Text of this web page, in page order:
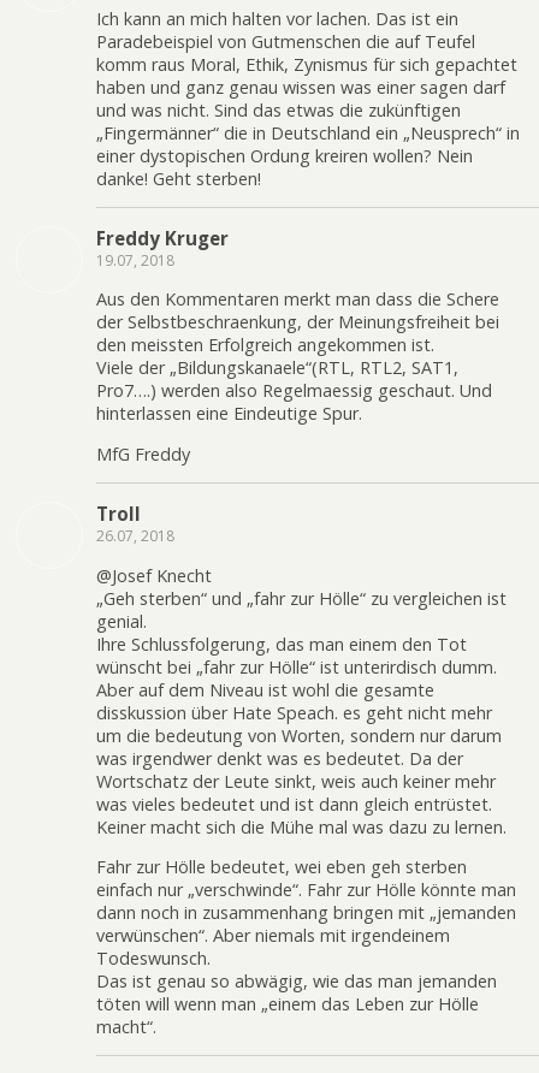
Ich kann an mich halten vor lachen. Das ist ein
Paradebeispiel von Gutmenschen die auf Teufel
komm raus Moral, Ethik, Zynismus für sich gepachtet
haben und ganz genau wissen was einer sagen darf
und was nicht. Sind das etwas die zukünftigen
„Fingermänner“ die in Deutschland ein „Neusprech“ in
einer dystopischen Ordung kreiren wollen? Nein
danke! Geht sterben!
Freddy Kruger
19.07, 2018
Aus den Kommentaren merkt man dass die Schere
der Selbstbeschraenkung, der Meinungsfreiheit bei
den meissten Erfolgreich angekommen ist.
Viele der „Bildungskanaele“(RTL, RTL2, SAT1,
Pro7….) werden also Regelmaessig geschaut. Und
hinterlassen eine Eindeutige Spur.
MfG Freddy
Troll
26.07, 2018
@Josef Knecht
„Geh sterben“ und „fahr zur Hölle“ zu vergleichen ist
genial.
Ihre Schlussfolgerung, das man einem den Tot
wünscht bei „fahr zur Hölle“ ist unterirdisch dumm.
Aber auf dem Niveau ist wohl die gesamte
disskussion über Hate Speach. es geht nicht mehr
um die bedeutung von Worten, sondern nur darum
was irgendwer denkt was es bedeutet. Da der
Wortschatz der Leute sinkt, weis auch keiner mehr
was vieles bedeutet und ist dann gleich entrüstet.
Keiner macht sich die Mühe mal was dazu zu lernen.
Fahr zur Hölle bedeutet, wei eben geh sterben
einfach nur „verschwinde“. Fahr zur Hölle könnte man
dann noch in zusammenhang bringen mit „jemanden
verwünschen“. Aber niemals mit irgendeinem
Todeswunsch.
Das ist genau so abwägig, wie das man jemanden
töten will wenn man „einem das Leben zur Hölle
macht“.